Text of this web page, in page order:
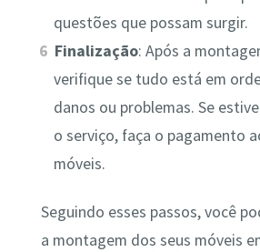
questões que possam surgir.
Finalização: Após a
verifique se tudo está em
danos ou problemas. Se
o serviço, faça o pagamento
móveis.
Seguindo esses passos, você
a montagem dos seus móveis